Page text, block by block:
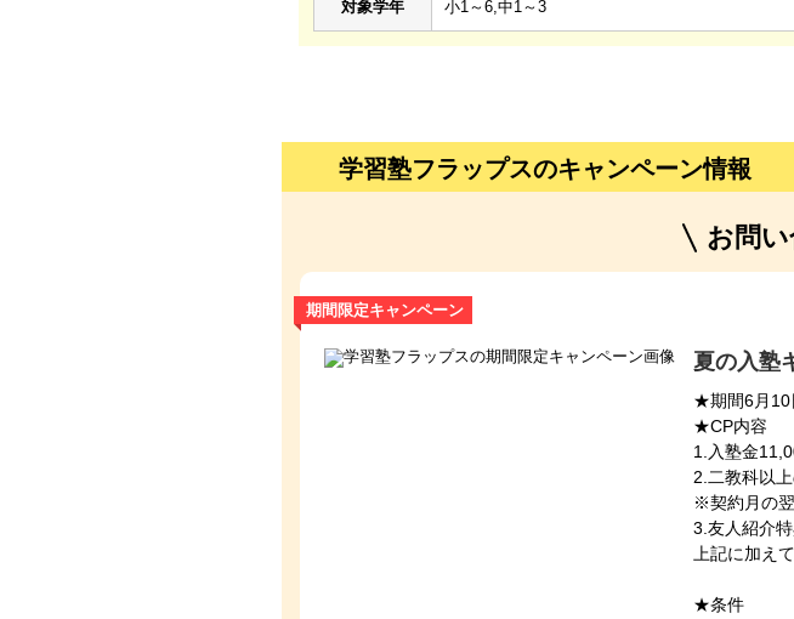
対象学年 小1～6,中1～3
学習塾フラップスのキャンペーン情報
お問
期間限定キャンペーン
夏の入塾
★期間6月10
★CP内容
1.入塾金
2.二教科以
※契約月の
3.友人紹介
上記に加え
★条件